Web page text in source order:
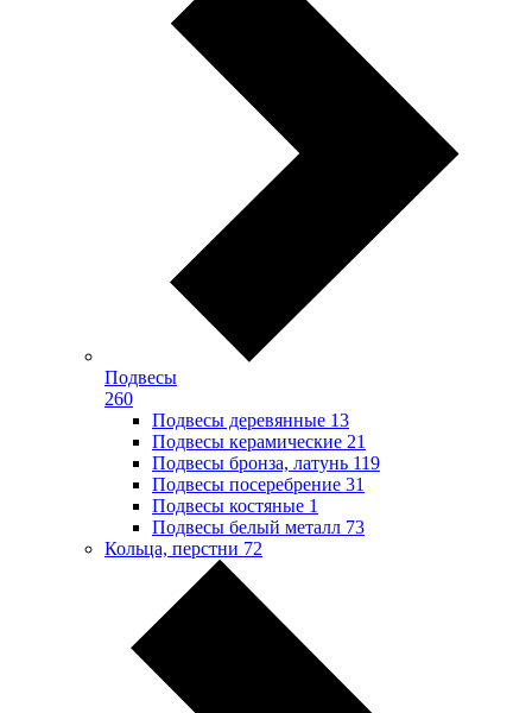
Подвесы
260
Подвесы деревянные 13
Подвесы керамические 21
Подвесы бронза, латунь 119
Подвесы посеребрение 31
Подвесы костяные 1
Подвесы белый металл 73
Кольца, перстни 72